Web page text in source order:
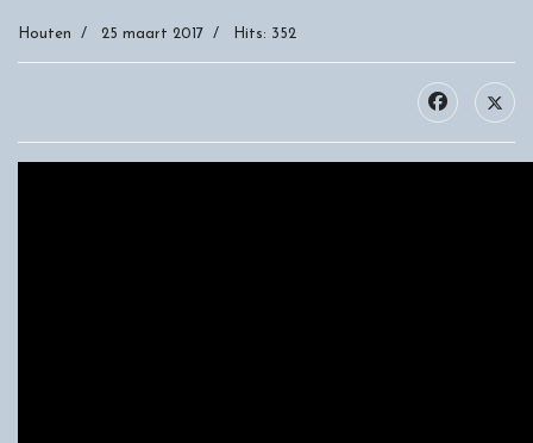
Houten 25 maart 2017 Hits: 352